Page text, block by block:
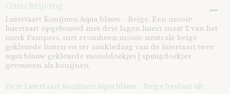
EAN code
8721073402103
Omschrijving
Luiertaart Konijnen Aqua blauw - Beige. Een mooie
luiertaart opgebouwd met drie lagen luiers maat 2 van het
merk Pampers, met eromheen mooie neutrale beige
gekleurde linten en ter aankleding van de luiertaart twee
aqua blauw gekleurde monddoekjes | spuugdoekjes
gevouwen als konijnen.
Deze Luiertaart Konijnen Aqua blauw - Beige bestaat uit: